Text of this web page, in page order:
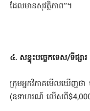
ដែលមានសុវត្ថិភាព”។
៤. សន្ទុះបច្ចេកទេស/ទីផ្សារ
ក្រុមអ្នកវិភាគមើលឃើញថ
(ឧទាហរណ៍ លើសពី